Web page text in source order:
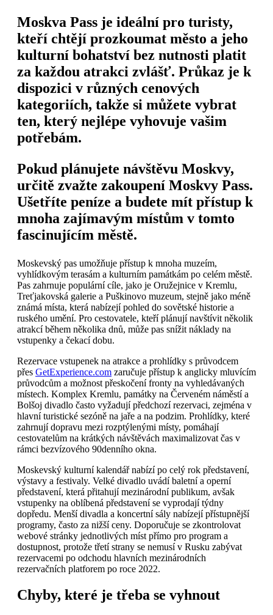
Moskva Pass je ideální pro turisty,
kteří chtějí prozkoumat město a jeho
kulturní bohatství bez nutnosti platit
za každou atrakci zvlášť. Průkaz je k
dispozici v různých cenových
kategoriích, takže si můžete vybrat
ten, který nejlépe vyhovuje vašim
potřebám.
Pokud plánujete návštěvu Moskvy,
určitě zvažte zakoupení Moskvy Pass.
Ušetříte peníze a budete mít přístup k
mnoha zajímavým místům v tomto
fascinujícím městě.
Moskevský pas umožňuje přístup k mnoha muzeím,
vyhlídkovým terasám a kulturním památkám po celém městě.
Pas zahrnuje populární cíle, jako je Oružejnice v Kremlu,
Treťjakovská galerie a Puškinovo muzeum, stejně jako méně
známá místa, která nabízejí pohled do sovětské historie a
ruského umění. Pro cestovatele, kteří plánují navštívit několik
atrakcí během několika dnů, může pas snížit náklady na
vstupenky a čekací dobu.
Rezervace vstupenek na atrakce a prohlídky s průvodcem
přes GetExperience.com zaručuje přístup k anglicky mluvícím
průvodcům a možnost přeskočení fronty na vyhledávaných
místech. Komplex Kremlu, památky na Červeném náměstí a
Bolšoj divadlo často vyžadují předchozí rezervaci, zejména v
hlavní turistické sezóně na jaře a na podzim. Prohlídky, které
zahrnují dopravu mezi rozptýlenými místy, pomáhají
cestovatelům na krátkých návštěvách maximalizovat čas v
rámci bezvízového 90denního okna.
Moskevský kulturní kalendář nabízí po celý rok představení,
výstavy a festivaly. Velké divadlo uvádí baletní a operní
představení, která přitahují mezinárodní publikum, avšak
vstupenky na oblíbená představení se vyprodají týdny
dopředu. Menší divadla a koncertní sály nabízejí přístupnější
programy, často za nižší ceny. Doporučuje se zkontrolovat
webové stránky jednotlivých míst přímo pro program a
dostupnost, protože třetí strany se nemusí v Rusku zabývat
rezervacemi po odchodu hlavních mezinárodních
rezervačních platforem po roce 2022.
Chyby, které je třeba se vyhnout